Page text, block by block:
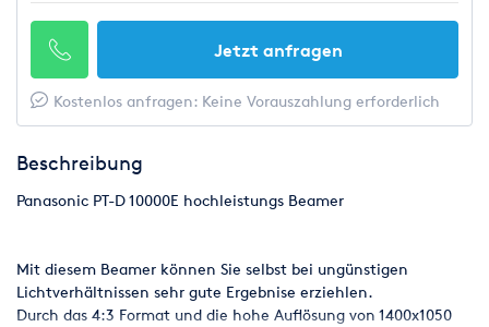
Jetzt anfragen
Kostenlos anfragen: Keine Vorauszahlung erforderlich
Beschreibung
Panasonic PT-D 10000E hochleistungs Beamer
Mit diesem Beamer können Sie selbst bei ungünstigen
Lichtverhältnissen sehr gute Ergebnise erziehlen.
Durch das 4:3 Format und die hohe Auflösung von 1400x1050